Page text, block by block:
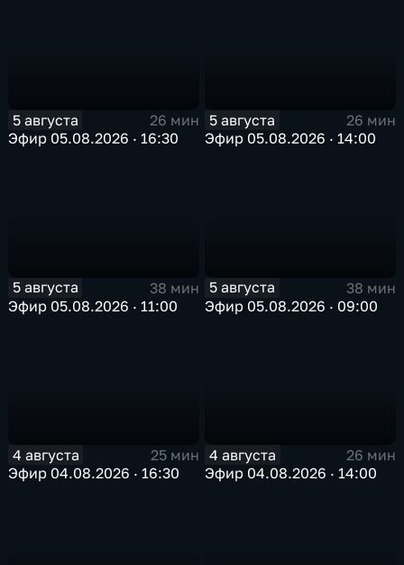
5 августа
26 мин
Эфир 05.08.2026 · 16:30
5 августа
26 мин
Эфир 05.08.2026 · 14:00
5 августа
38 мин
Эфир 05.08.2026 · 11:00
5 августа
38 мин
Эфир 05.08.2026 · 09:00
4 августа
25 мин
Эфир 04.08.2026 · 16:30
4 августа
26 мин
Эфир 04.08.2026 · 14:00